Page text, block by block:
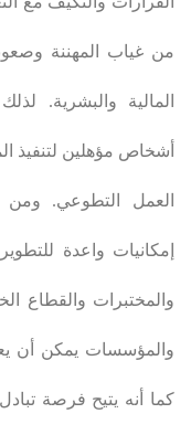
من غياب المهننة
المالية والبشرية.
أشخاص مؤهلين لتنفيذ
العمل التطوعي.
إمكانيات واعدة
والمختبرات والقطاع
والمؤسسات يمكن أن
كما أنه يتيح فرصة